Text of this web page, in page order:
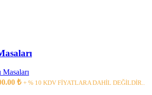
₺ + % 10 KDV FİYATLARA DAHİL DEĞİLDİR..